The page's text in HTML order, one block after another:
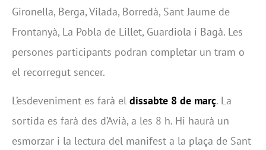
Gironella, Berga, Vilada, Borredà, Sant Jaume de
Frontanyà, La Pobla de Lillet, Guardiola i Bagà. Les
persones participants podran completar un tram o
el recorregut sencer.
L’esdeveniment es farà el dissabte 8 de març. La
sortida es farà des d’Avià, a les 8 h. Hi haurà un
esmorzar i la lectura del manifest a la plaça de Sant